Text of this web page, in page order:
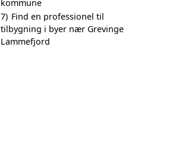
kommune
7) Find en professionel til
tilbygning i byer nær Grevinge
Lammefjord